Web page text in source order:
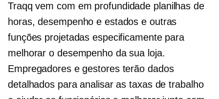
Traqq vem com em profundidade planilhas de
horas, desempenho e estados e outras
funções projetadas especificamente para
melhorar o desempenho da sua loja.
Empregadores e gestores terão dados
detalhados para analisar as taxas de trabalho